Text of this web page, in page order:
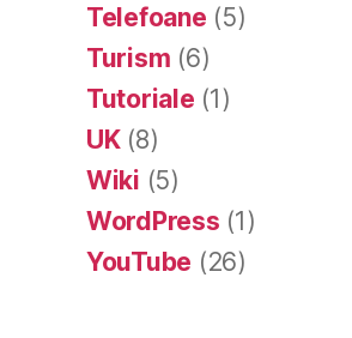
Telefoane (5)
Turism (6)
Tutoriale (1)
UK(8)
Wiki (5)
WordPress (1)
YouTube (26)